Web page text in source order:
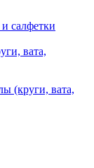
салфетки
вата,
(круги, вата,